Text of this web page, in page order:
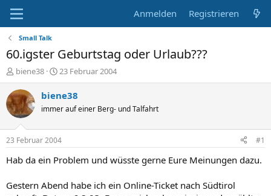
Anmelden Registrieren
Small Talk
60.igster Geburtstag oder Urlaub???
E
r
s
t
e
e
r
biene38
E
r
s
e
l
t
a
23 Februar 2004
biene38
immer auf einer Berg- und Talfahrt
23 Februar 2004 #1
Hab da ein Problem und wüsste gerne Eure Meinungen dazu.
Gestern Abend habe ich ein Online-Ticket nach Südtirol